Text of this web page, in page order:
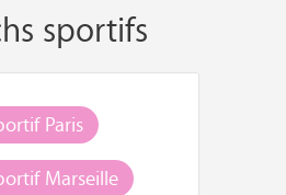
sportifs
Paris
Marseille